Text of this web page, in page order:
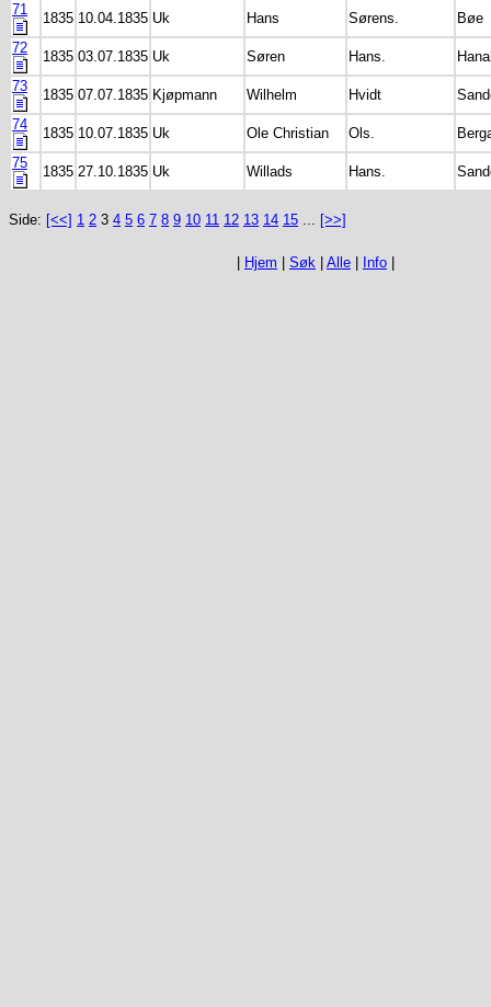
71
1835 10.04.1835 Uk Hans Sørens.
Bøe
72
1835 03.07.1835 Uk Søren Hans.
73
1835 07.07.1835 Kjøpmann Wilhelm Hvidt
74
1835 10.07.1835 Uk Ole Christian Ols.
75
1835 27.10.1835 Uk Willads Hans.
Side: [<<] 1 2 3 4 5 6 7 8 9 10 11 12 13 14 15 ... [>>]
Hjem Søk Alle Info